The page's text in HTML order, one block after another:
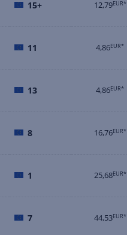
15+ 12,79EUR*
11 4,86EUR*
13 4,86EUR*
8 16,76EUR*
1 25,68EUR*
7 44,53EUR*